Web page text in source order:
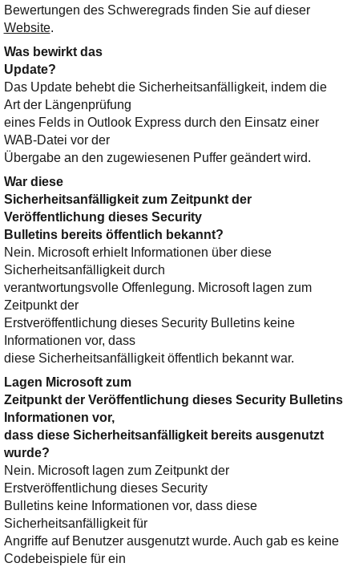
Bewertungen des Schweregrads finden Sie auf dieser
Website.
Was bewirkt das
Update?
Das Update behebt die Sicherheitsanfälligkeit, indem die
Art der Längenprüfung
eines Felds in Outlook Express durch den Einsatz einer
WAB-Datei vor der
Übergabe an den zugewiesenen Puffer geändert wird.
War diese
Sicherheitsanfälligkeit zum Zeitpunkt der
Veröffentlichung dieses Security
Bulletins bereits öffentlich bekannt?
Nein. Microsoft erhielt Informationen über diese
Sicherheitsanfälligkeit durch
verantwortungsvolle Offenlegung. Microsoft lagen zum
Zeitpunkt der
Erstveröffentlichung dieses Security Bulletins keine
Informationen vor, dass
diese Sicherheitsanfälligkeit öffentlich bekannt war.
Lagen Microsoft zum
Zeitpunkt der Veröffentlichung dieses Security Bulletins
Informationen vor,
dass diese Sicherheitsanfälligkeit bereits ausgenutzt
wurde?
Nein. Microsoft lagen zum Zeitpunkt der
Erstveröffentlichung dieses Security
Bulletins keine Informationen vor, dass diese
Sicherheitsanfälligkeit für
Angriffe auf Benutzer ausgenutzt wurde. Auch gab es keine
Codebeispiele für ein